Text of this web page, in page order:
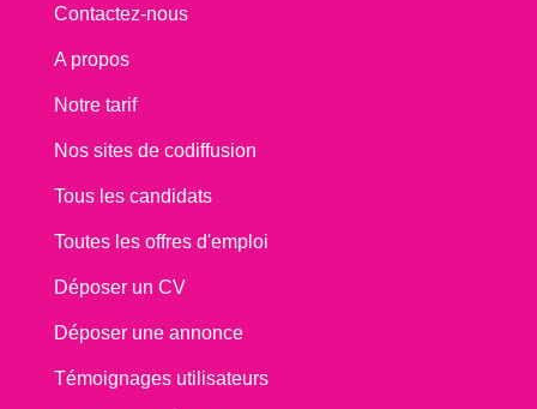
Contactez-nous
A propos
Notre tarif
Nos sites de codiffusion
Tous les candidats
Toutes les offres d'emploi
Déposer un CV
Déposer une annonce
Témoignages utilisateurs